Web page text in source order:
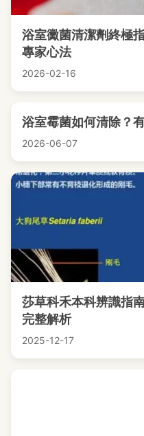
浴室黴菌清潔劑終極
專家心法
2026-02-16
浴室霉菌如何清除？
2026-06-07
莎草科禾本科辨識指
完整解析
2025-12-17